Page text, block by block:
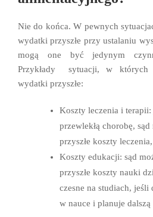
Nie do końca. W pewnych
wydatki przyszłe przy ustalaniu
mogą one być jedynym
Przykłady sytuacji, w których
wydatki przyszłe:
Koszty leczenia i
przewlekłą chorobę,
przyszłe koszty
Koszty edukacji: sąd
przyszłe koszty nauki
czesne na studiach,
w nauce i planuje dalszą